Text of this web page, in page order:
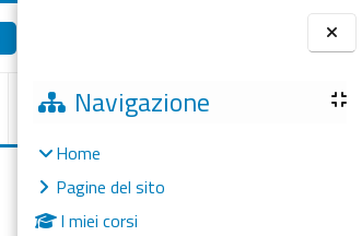
Blocchi
Navigazione
Home
Pagine del sito
I miei corsi